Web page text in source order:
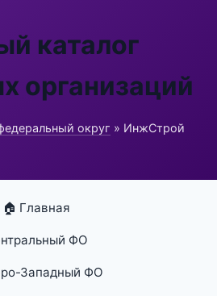
каталог
организаций
округ » ИнжСтрой
🏠 Главная
ФО
Западный ФО